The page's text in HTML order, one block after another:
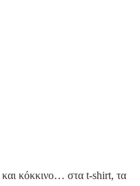
και κόκκινο… στα t-shirt, τα